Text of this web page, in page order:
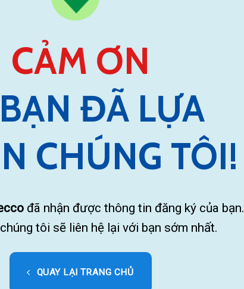
CẢM ƠN
ĐÃ LỰA
CHÚNG TÔI!
đã nhận được thông tin đăng ký của bạn.
tôi sẽ liên hệ lại với bạn sớm nhất.
QUAY LẠI TRANG CHỦ